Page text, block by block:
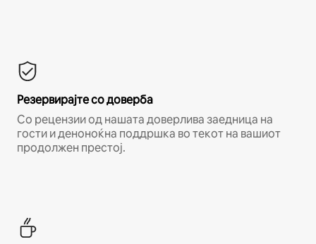
Резервирајте со доверба
Со рецензии од нашата доверлива заедница на
гости и деноноќна поддршка во текот на вашиот
продолжен престој.